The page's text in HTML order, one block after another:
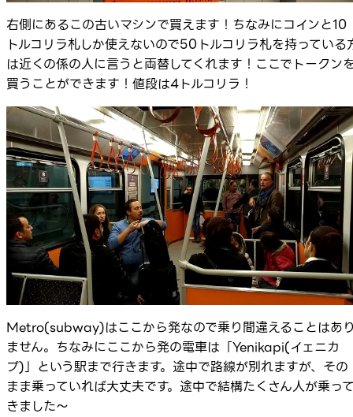
右側にあるこの古いマシンで買えます！ちなみにコインと10
トルコリラ札しか使えないので50トルコリラ札を持っている
は近くの係の人に言うと両替してくれます！ここでトークン
買うことができます！値段は4トルコリラ！
Metro(subway)はここから発なので乗り間違えることはあ
ません。ちなみにここから発の電車は「Yenikapi(イェニカ
プ)」という駅まで行きます。途中で路線が別れますが、その
まま乗っていれば大丈夫です。途中で結構たくさん人が乗っ
きました～